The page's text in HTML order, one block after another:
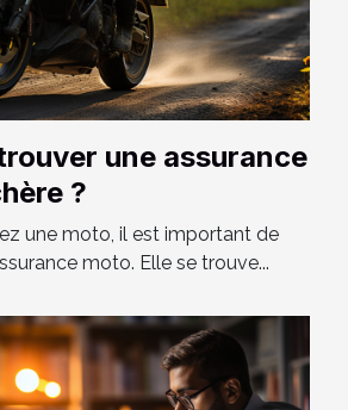
une assurance
?
une moto, il est important de
moto. Elle se trouve...